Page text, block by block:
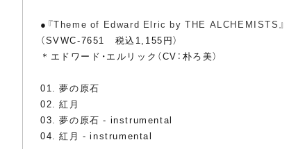
● 『Theme of Edward Elric by THE ALCHEMISTS』
（SVWC-7651 税込1,155円）
＊エドワード・エルリック（CV：朴ろ美）
01. 夢の原石
02. 紅月
03. 夢の原石 - instrumental
04. 紅月 - instrumental